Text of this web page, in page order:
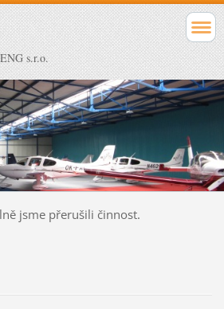
s.r.o.
jsme přerušili činnost.